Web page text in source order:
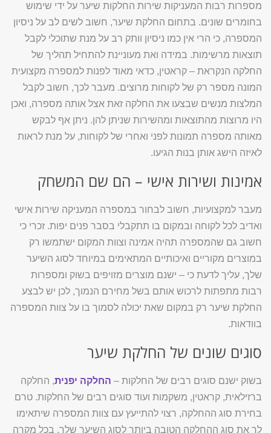
מספרות רבות המעניקות שירות החלקות שיער על ידי שימוש
בחומרים שונים. בתחום החלקת שיער, חשוב לשים לב על ניסיון
המספרה, כי הרי אין כמו ניסיון וותק רב על מנת שתוכלי לקבל
תוצאות מרשימות. במידה ואת מעוניינת להתחיל תהליך של
החלקה הנקראת – קראטין, כדאי מאוד לפנות למספרה מקצועית
המונה מספר רק של לקוחות מרוצים. מעבר לכך, חשוב לקבל
המלצות מנשים שבצעו את החלקה זאת אצל אותה מספרה, ואכן
היו מרוצות מהתוצאות ומהשירות שניתן להן. ניתן אף לבקש
מאותה מספרה תמונות לפני ואחרי של לקוחות, על מנת לראות
לאיזה הישג אותן בנות הגיעו.
אמינות ושירות אישי – הם שם המשחק
מעבר למקצועיות, חשוב לבחור במספרה המעניקה שירות אישי
ואדיב לכל לקוחה ובמקום בו תתקבלי בסבר פנים יפות. זכרי כי
חשוב גם שהמספרה תהיה אמינה וצוות המקום ישתמשו רק
במוצרים מקוריים ואיכותיים המתאימים במיוחד לסוג השיער
שלך, עליך לדעת כי – ישנם מוצרים מזויפים בשוק ומספרות
רבות מתפתות לרכוש אותם בשל מחירם הנמוך, לכן יש לבצע
החלקת שיער רק במקום שאת יכולה לסמוך בו על צוות המספרה
בוודאות.
סוגים שונים של החלקת שיער
בשוק ישנם סוגים רבים של החלקות – החלקה יפנית, החלקה
ברזילאית, קראטין, משקמות ועוד סוגים רבים של החלקות. טרם
בחירת סוג ההחלקה, רצוי להתייעץ עם צוות המספרה שיתאימו
לך את סוג ההחלקה הטובה ביותר לסוג השיער שלך, בכל מקרה